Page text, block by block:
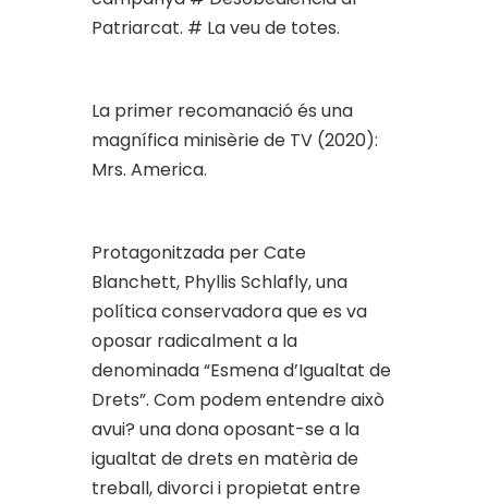
Patriarcat. # La veu de totes.
La primer recomanació és una
magnífica minisèrie de TV (2020):
Mrs. America.
Protagonitzada per Cate
Blanchett, Phyllis Schlafly, una
política conservadora que es va
oposar radicalment a la
denominada “Esmena d’Igualtat de
Drets”. Com podem entendre això
avui? una dona oposant-se a la
igualtat de drets en matèria de
treball, divorci i propietat entre